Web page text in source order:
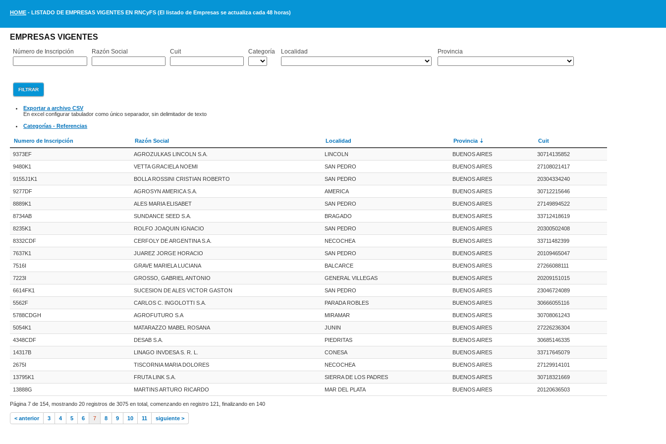
HOME - LISTADO DE EMPRESAS VIGENTES EN RNCyFS (El listado de Empresas se actualiza cada 48 horas)
EMPRESAS VIGENTES
Número de Inscripción Razón Social Cuit Categoría Localidad Provincia
Exportar a archivo CSV
En excel configurar tabulador como único separador, sin delimitador de texto
Categorías - Referencias
Numero de Inscripción Razón Social Localidad Provincia Cuit
9373EF AGROZULKAS LINCOLN S.A. LINCOLN BUENOS AIRES 30714135852
9480K1 VETTA GRACIELA NOEMI SAN PEDRO BUENOS AIRES 27108021417
9155J1K1 BOLLA ROSSINI CRISTIAN ROBERTO SAN PEDRO BUENOS AIRES 20304334240
9277DF AGROSYN AMERICA S.A. AMERICA BUENOS AIRES 30712215646
8889K1 ALES MARIA ELISABET SAN PEDRO BUENOS AIRES 27149894522
8734AB SUNDANCE SEED S.A. BRAGADO BUENOS AIRES 33712418619
8235K1 ROLFO JOAQUIN IGNACIO SAN PEDRO BUENOS AIRES 20300502408
8332CDF CERFOLY DE ARGENTINA S.A. NECOCHEA BUENOS AIRES 33711482399
7637K1 JUAREZ JORGE HORACIO SAN PEDRO BUENOS AIRES 20109465047
7516I GRAVE MARIELA LUCIANA BALCARCE BUENOS AIRES 27266088111
7223I GROSSO, GABRIEL ANTONIO GENERAL VILLEGAS BUENOS AIRES 20209151015
6614FK1 SUCESION DE ALES VICTOR GASTON SAN PEDRO BUENOS AIRES 23046724089
5562F CARLOS C. INGOLOTTI S.A. PARADA ROBLES BUENOS AIRES 30666055116
5788CDGH AGROFUTURO S.A MIRAMAR BUENOS AIRES 30708061243
5054K1 MATARAZZO MABEL ROSANA JUNIN BUENOS AIRES 27226236304
4348CDF DESAB S.A. PIEDRITAS BUENOS AIRES 30685146335
14317B LINAGO INVDESA S. R. L. CONESA BUENOS AIRES 33717645079
2675I TISCORNIA MARIA DOLORES NECOCHEA BUENOS AIRES 27129914101
13795K1 FRUTA LINK S.A. SIERRA DE LOS PADRES BUENOS AIRES 30718321669
13888G MARTINS ARTURO RICARDO MAR DEL PLATA BUENOS AIRES 20120636503
Página 7 de 154, mostrando 20 registros de 3075 en total, comenzando en registro 121, finalizando en 140
< anterior 3 4 5 6 7 8 9 10 11 siguiente >